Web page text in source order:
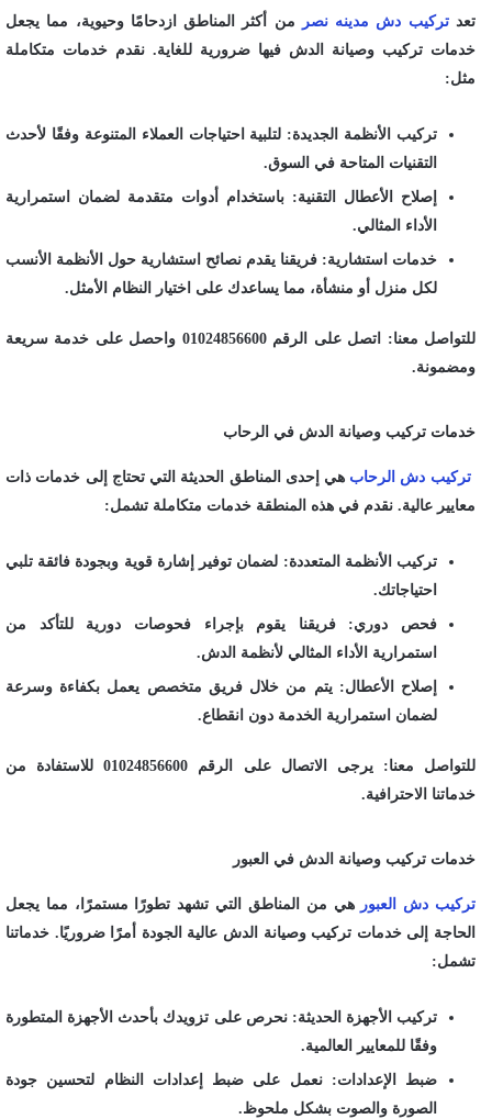
تعدتركيب دش مدينه نصر
من أكثر المناطق ازدحامًا وحيوية، مما يجعل
خدمات تركيب وصيانة الدش فيها ضرورية للغاية. نقدم خدمات متكاملة
مثل:
تركيب الأنظمة الجديدة: لتلبية احتياجات العملاء المتنوعة وفقًا لأحدث
التقنيات المتاحة في السوق.
إصلاح الأعطال التقنية: باستخدام أدوات متقدمة لضمان استمرارية
الأداء المثالي.
خدمات استشارية: فريقنا يقدم نصائح استشارية حول الأنظمة الأنسب
لكل منزل أو منشأة، مما يساعدك على اختيار النظام الأمثل.
للتواصل معنا: اتصل على الرقم 01024856600 واحصل على خدمة سريعة
ومضمونة.
خدمات تركيب وصيانة الدش في الرحاب
تركيب دش الرحاب هي إحدى المناطق الحديثة التي تحتاج إلى خدمات ذات
معايير عالية. نقدم في هذه المنطقة خدمات متكاملة تشمل:
تركيب الأنظمة المتعددة: لضمان توفير إشارة قوية وبجودة فائقة تلبي
احتياجاتك.
فحص دوري: فريقنا يقوم بإجراء فحوصات دورية للتأكد من
استمرارية الأداء المثالي لأنظمة الدش.
إصلاح الأعطال: يتم من خلال فريق متخصص يعمل بكفاءة وسرعة
لضمان استمرارية الخدمة دون انقطاع.
للتواصل معنا: يرجى الاتصال على الرقم 01024856600 للاستفادة من
خدماتنا الاحترافية.
خدمات تركيب وصيانة الدش في العبور
تركيب دش العبور هي من المناطق التي تشهد تطورًا مستمرًا، مما يجعل
الحاجة إلى خدمات تركيب وصيانة الدش عالية الجودة أمرًا ضروريًا. خدماتنا
تشمل:
تركيب الأجهزة الحديثة: نحرص على تزويدك بأحدث الأجهزة المتطورة
وفقًا للمعايير العالمية.
ضبط الإعدادات: نعمل على ضبط إعدادات النظام لتحسين جودة
الصورة والصوت بشكل ملحوظ.